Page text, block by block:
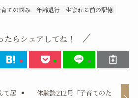
育ての悩み 年齢退行 生まれる前の記憶
たらシェアしてね！
て居
体験談212号「子育てのた